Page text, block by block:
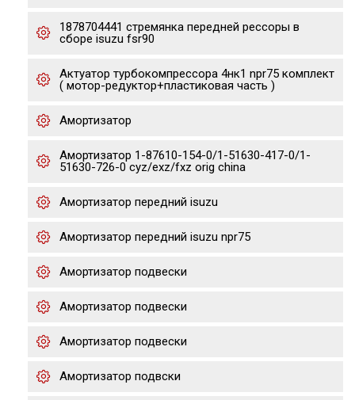
1878704441 стремянка передней рессоры в
сборе isuzu fsr90
Актуатор турбокомпрессора 4нк1 npr75 комплект
( мотор-редуктор+пластиковая часть )
Амортизатор
Амортизатор 1-87610-154-0/1-51630-417-0/1-
51630-726-0 cyz/exz/fxz orig china
Амортизатор передний isuzu
Амортизатор передний isuzu npr75
Амортизатор подвески
Амортизатор подвески
Амортизатор подвески
Амортизатор подвски